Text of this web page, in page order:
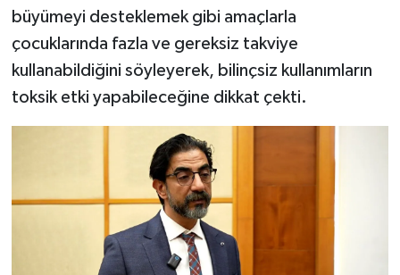
büyümeyi desteklemek gibi amaçlarla
çocuklarında fazla ve gereksiz takviye
kullanabildiğini söyleyerek, bilinçsiz kullanımların
toksik etki yapabileceğine dikkat çekti.